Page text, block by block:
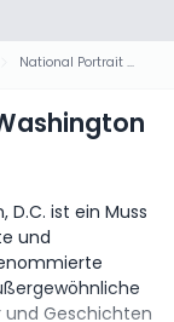
National Portrait Gallery in Washington DC
D.C. ist ein Muss
und
und Geschichten